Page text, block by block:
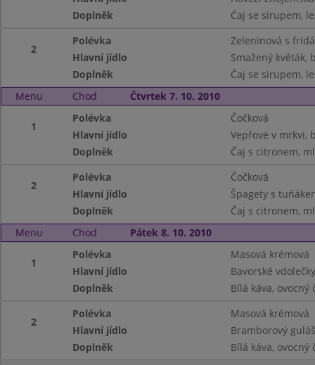
Doplněk
Čaj se sirupem,
2
Polévka
Zeleninová s
Hlavní jídlo
Smažený květák,
Doplněk
Čaj se sirupem,
Menu
Chod Čtvrtek 7. 10. 2010
1
Polévka
Čočková
Hlavní jídlo
Vepřové v mrkvi,
Doplněk
Čaj s citronem,
2
Polévka
Čočková
Hlavní jídlo
Špagety s
Doplněk
Čaj s citronem,
Menu
Chod Pátek 8. 10. 2010
1
Polévka
Masová krémová
Hlavní jídlo
Bavorské
Doplněk
Bílá káva, ovocný
2
Polévka
Masová krémová
Hlavní jídlo
Bramborový
Doplněk
Bílá káva, ovocný